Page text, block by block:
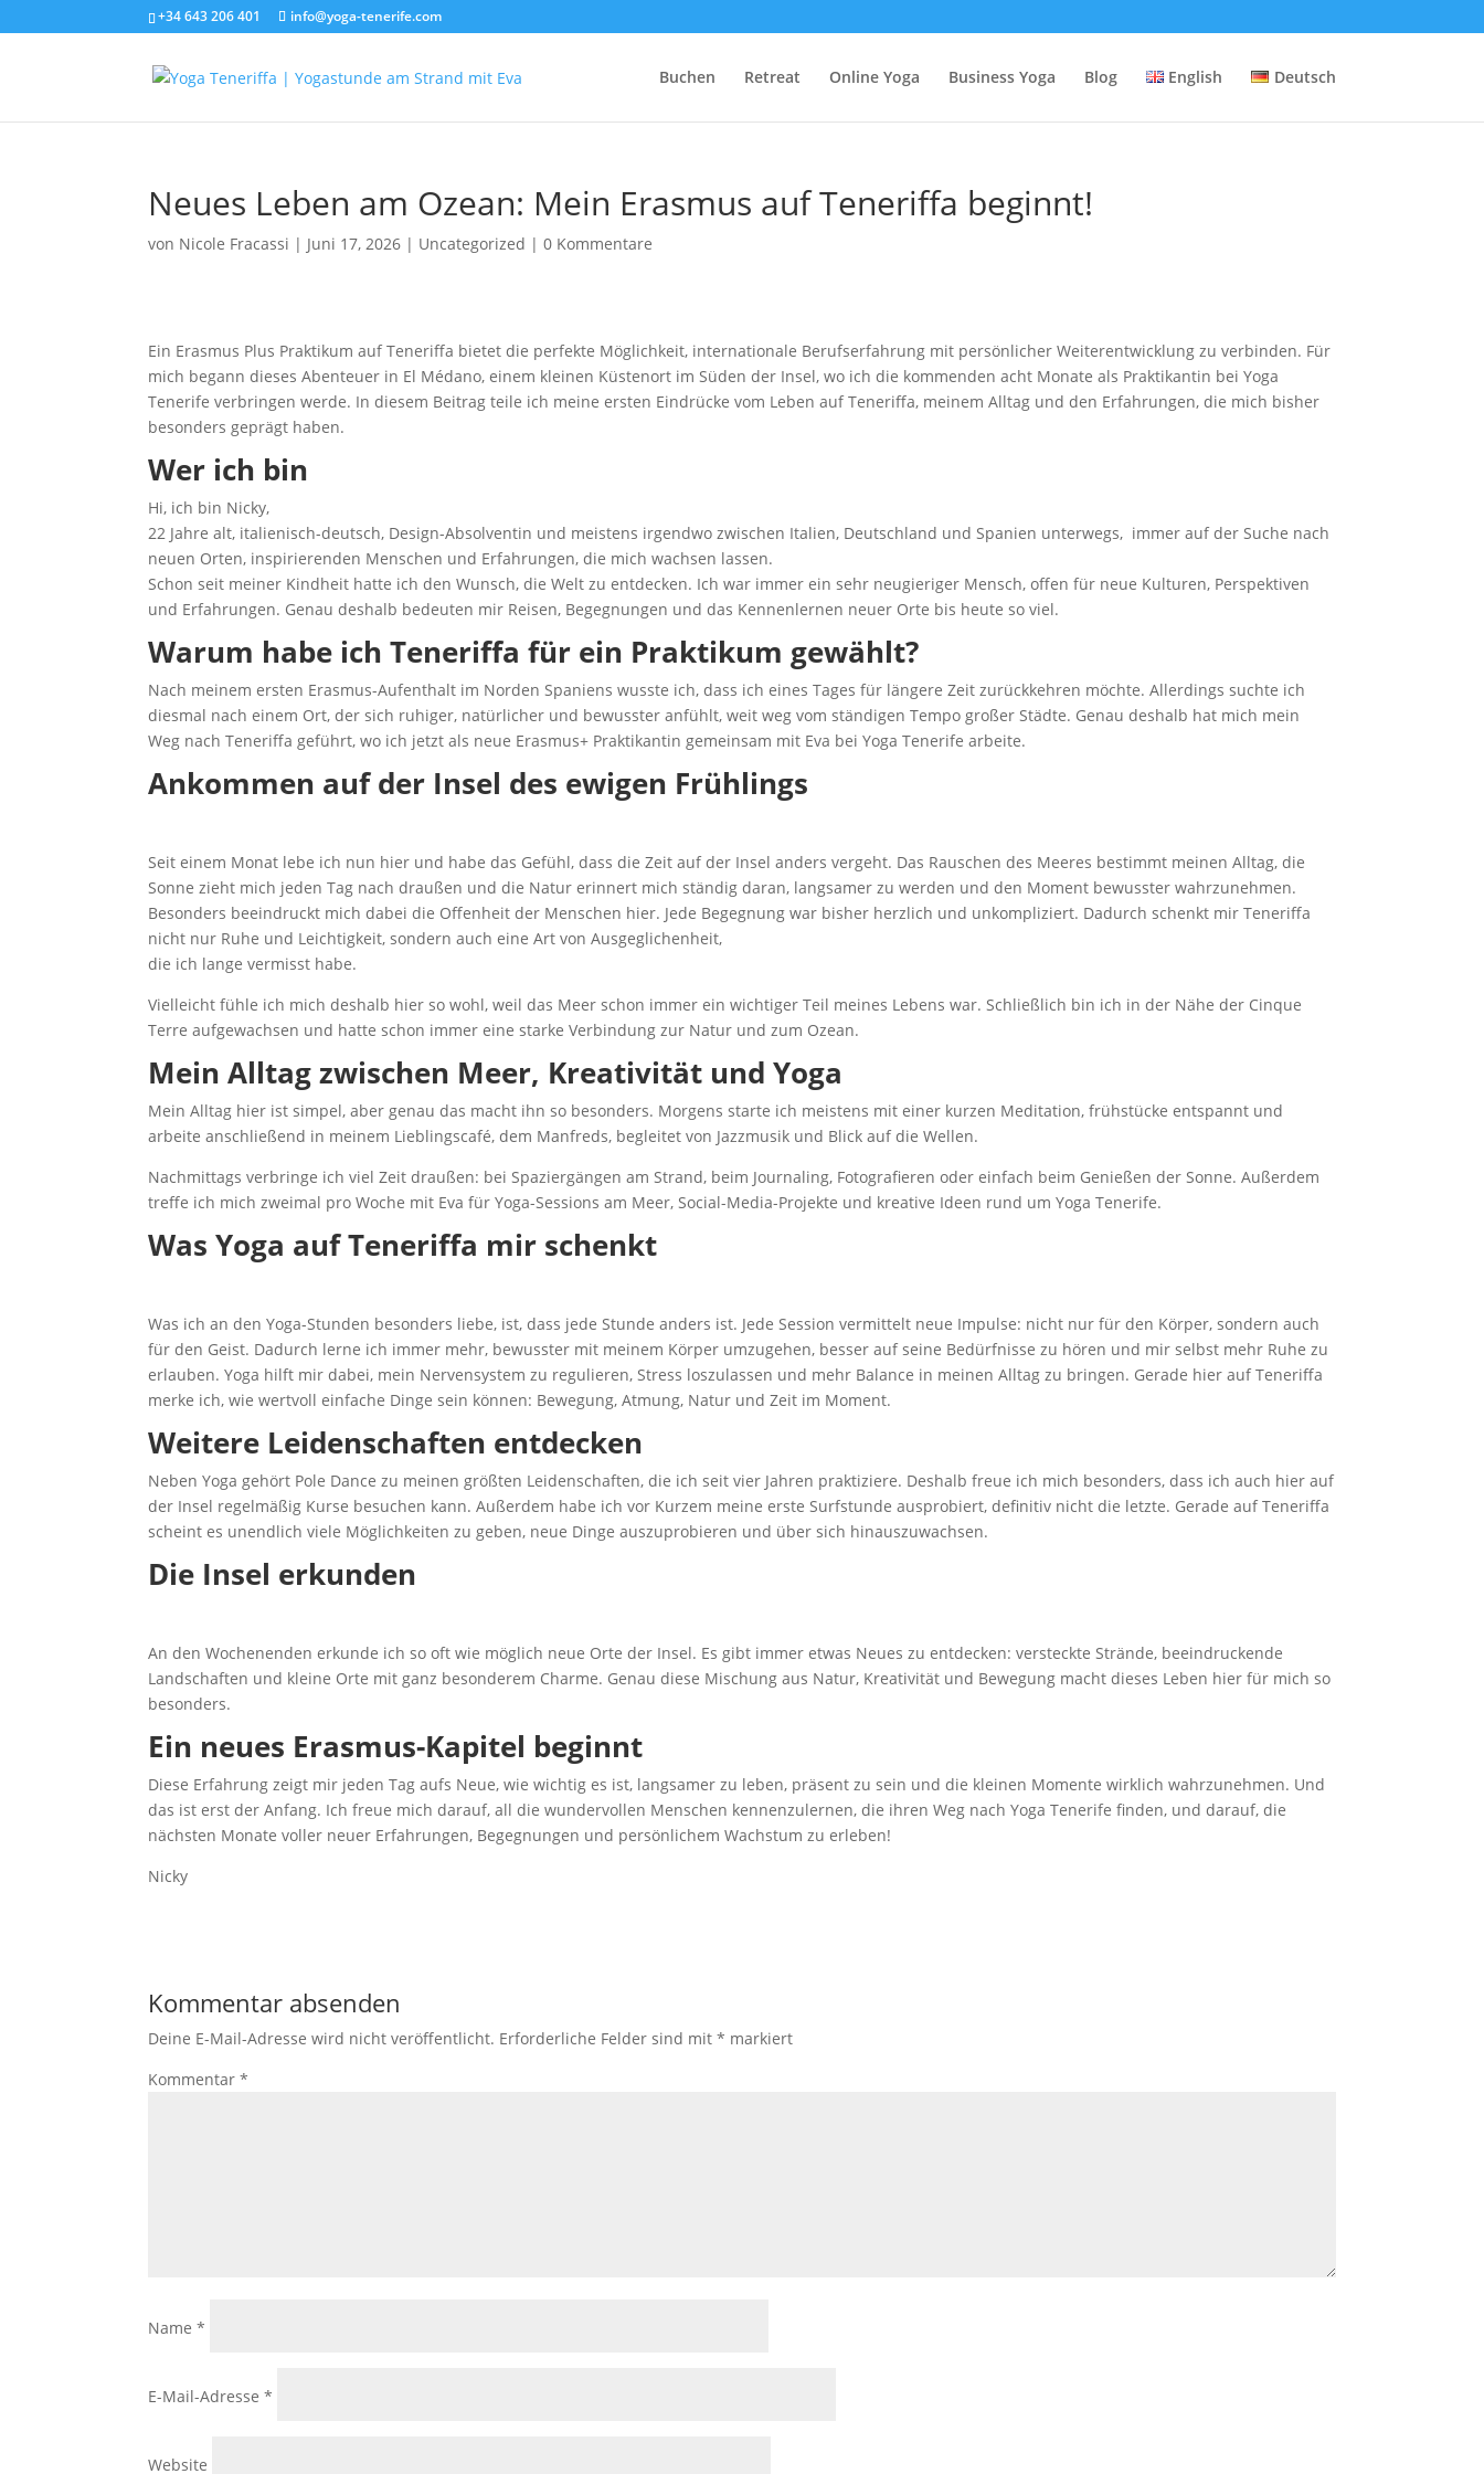
+34 643 206 401 info@yoga-tenerife.com
Buchen Retreat Online Yoga Business Yoga Blog English Deutsch
Neues Leben am Ozean: Mein Erasmus auf Teneriffa beginnt!
von Nicole Fracassi | Juni 17, 2026 | Uncategorized |0 Kommentare
Ein Erasmus Plus Praktikum auf Teneriffa bietet die perfekte Möglichkeit, internationale Berufserfahrung mit persönlicher Weiterentwicklung zu verbinden. Für
mich begann dieses Abenteuer in El Médano, einem kleinen Küstenort im Süden der Insel, wo ich die kommenden acht Monate als Praktikantin bei Yoga
Tenerife verbringen werde. In diesem Beitrag teile ich meine ersten Eindrücke vom Leben auf Teneriffa, meinem Alltag und den Erfahrungen, die mich bisher
besonders geprägt haben.
Wer ich bin
Hi, ich bin Nicky,
22 Jahre alt, italienisch-deutsch, Design-Absolventin und meistens irgendwo zwischen Italien, Deutschland und Spanien unterwegs, immer auf der Suche nach
neuen Orten, inspirierenden Menschen und Erfahrungen, die mich wachsen lassen.
Schon seit meiner Kindheit hatte ich den Wunsch, die Welt zu entdecken. Ich war immer ein sehr neugieriger Mensch, offen für neue Kulturen, Perspektiven
und Erfahrungen. Genau deshalb bedeuten mir Reisen, Begegnungen und das Kennenlernen neuer Orte bis heute so viel.
Warum habe ich Teneriffa für ein Praktikum gewählt?
Nach meinem ersten Erasmus-Aufenthalt im Norden Spaniens wusste ich, dass ich eines Tages für längere Zeit zurückkehren möchte. Allerdings suchte ich
diesmal nach einem Ort, der sich ruhiger, natürlicher und bewusster anfühlt, weit weg vom ständigen Tempo großer Städte. Genau deshalb hat mich mein
Weg nach Teneriffa geführt, wo ich jetzt als neue Erasmus+ Praktikantin gemeinsam mit Eva bei Yoga Tenerife arbeite.
Ankommen auf der Insel des ewigen Frühlings
Seit einem Monat lebe ich nun hier und habe das Gefühl, dass die Zeit auf der Insel anders vergeht. Das Rauschen des Meeres bestimmt meinen Alltag, die
Sonne zieht mich jeden Tag nach draußen und die Natur erinnert mich ständig daran, langsamer zu werden und den Moment bewusster wahrzunehmen.
Besonders beeindruckt mich dabei die Offenheit der Menschen hier. Jede Begegnung war bisher herzlich und unkompliziert. Dadurch schenkt mir Teneriffa
nicht nur Ruhe und Leichtigkeit, sondern auch eine Art von Ausgeglichenheit,
die ich lange vermisst habe.
Vielleicht fühle ich mich deshalb hier so wohl, weil das Meer schon immer ein wichtiger Teil meines Lebens war. Schließlich bin ich in der Nähe der Cinque
Terre aufgewachsen und hatte schon immer eine starke Verbindung zur Natur und zum Ozean.
Mein Alltag zwischen Meer, Kreativität und Yoga
Mein Alltag hier ist simpel, aber genau das macht ihn so besonders. Morgens starte ich meistens mit einer kurzen Meditation, frühstücke entspannt und
arbeite anschließend in meinem Lieblingscafé, dem Manfreds, begleitet von Jazzmusik und Blick auf die Wellen.
Nachmittags verbringe ich viel Zeit draußen: bei Spaziergängen am Strand, beim Journaling, Fotografieren oder einfach beim Genießen der Sonne. Außerdem
treffe ich mich zweimal pro Woche mit Eva für Yoga-Sessions am Meer, Social-Media-Projekte und kreative Ideen rund um Yoga Tenerife.
Was Yoga auf Teneriffa mir schenkt
Was ich an den Yoga-Stunden besonders liebe, ist, dass jede Stunde anders ist. Jede Session vermittelt neue Impulse: nicht nur für den Körper, sondern auch
für den Geist. Dadurch lerne ich immer mehr, bewusster mit meinem Körper umzugehen, besser auf seine Bedürfnisse zu hören und mir selbst mehr Ruhe zu
erlauben. Yoga hilft mir dabei, mein Nervensystem zu regulieren, Stress loszulassen und mehr Balance in meinen Alltag zu bringen. Gerade hier auf Teneriffa
merke ich, wie wertvoll einfache Dinge sein können: Bewegung, Atmung, Natur und Zeit im Moment.
Weitere Leidenschaften entdecken
Neben Yoga gehört Pole Dance zu meinen größten Leidenschaften, die ich seit vier Jahren praktiziere. Deshalb freue ich mich besonders, dass ich auch hier auf
der Insel regelmäßig Kurse besuchen kann. Außerdem habe ich vor Kurzem meine erste Surfstunde ausprobiert, definitiv nicht die letzte. Gerade auf Teneriffa
scheint es unendlich viele Möglichkeiten zu geben, neue Dinge auszuprobieren und über sich hinauszuwachsen.
Die Insel erkunden
An den Wochenenden erkunde ich so oft wie möglich neue Orte der Insel. Es gibt immer etwas Neues zu entdecken: versteckte Strände, beeindruckende
Landschaften und kleine Orte mit ganz besonderem Charme. Genau diese Mischung aus Natur, Kreativität und Bewegung macht dieses Leben hier für mich so
besonders.
Ein neues Erasmus-Kapitel beginnt
Diese Erfahrung zeigt mir jeden Tag aufs Neue, wie wichtig es ist, langsamer zu leben, präsent zu sein und die kleinen Momente wirklich wahrzunehmen. Und
das ist erst der Anfang. Ich freue mich darauf, all die wundervollen Menschen kennenzulernen, die ihren Weg nach Yoga Tenerife finden, und darauf, die
nächsten Monate voller neuer Erfahrungen, Begegnungen und persönlichem Wachstum zu erleben!
Nicky
Kommentar absenden
Deine E-Mail-Adresse wird nicht veröffentlicht. Erforderliche Felder sind mit* markiert
Kommentar*
Name*
E-Mail-Adresse*
Website